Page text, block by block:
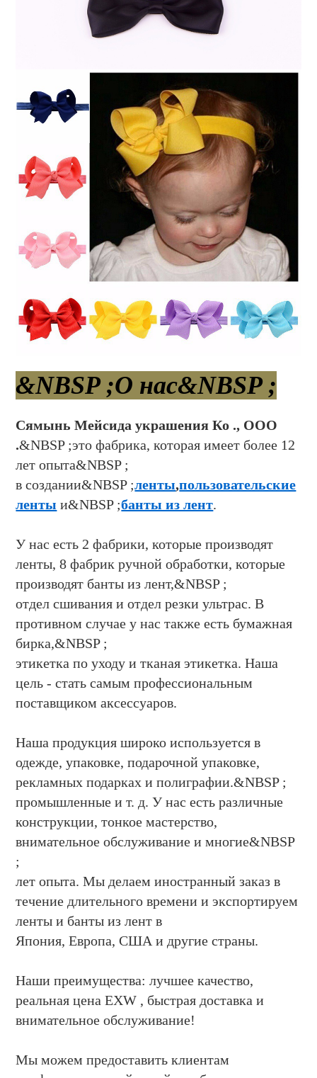
&NBSP ;О нас&NBSP ;
Сямынь Мейсида украшения Ко ., ООО
.&NBSP ;это фабрика, которая имеет более 12
лет опыта&NBSP ;
в создании&NBSP ;ленты,пользовательские
ленты и&NBSP ;банты из лент.
У нас есть 2 фабрики, которые производят
ленты, 8 фабрик ручной обработки, которые
производят банты из лент,&NBSP ;
отдел сшивания и отдел резки ультрас. В
противном случае у нас также есть бумажная
бирка,&NBSP ;
этикетка по уходу и тканая этикетка. Наша
цель - стать самым профессиональным
поставщиком аксессуаров.
Наша продукция широко используется в
одежде, упаковке, подарочной упаковке,
рекламных подарках и полиграфии.&NBSP ;
промышленные и т. д. У нас есть различные
конструкции, тонкое мастерство,
внимательное обслуживание и многие&NBSP
;
лет опыта. Мы делаем иностранный заказ в
течение длительного времени и экспортируем
ленты и банты из лент в
Япония, Европа, США и другие страны.
Наши преимущества: лучшее качество,
реальная цена EXW , быстрая доставка и
внимательное обслуживание!
Мы можем предоставить клиентам